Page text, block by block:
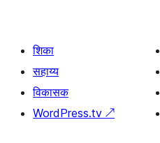
शिका
सहाय्य
विकासक
WordPress.tv↗